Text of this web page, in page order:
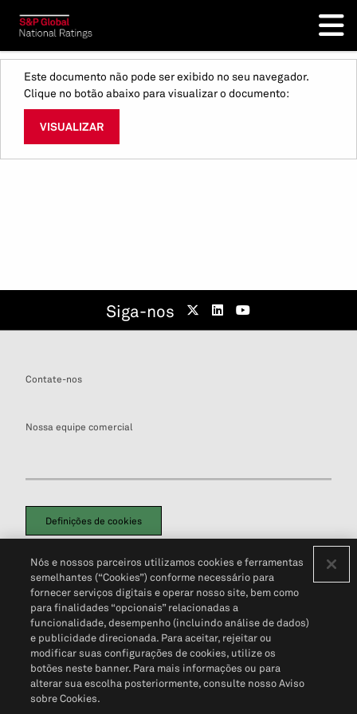
Este documento não pode ser exibido no seu navegador.
Clique no botão abaixo para visualizar o documento:
VISUALIZAR
Siga-nos
Contate-nos
Nossa equipe comercial
Definições de cookies
Política de PrivacidadePortal de privacidade do cliente (em inglês)
Não Venda Minhas Informações Pessoais© 2026 S&P Global
Nós e nossos parceiros utilizamos cookies e ferramentas
semelhantes (“Cookies”) conforme necessário para
fornecer serviços digitais e operar nosso site, bem como
para finalidades “opcionais” relacionadas a
funcionalidade, desempenho (incluindo análise de dados)
e publicidade direcionada. Para aceitar, rejeitar ou
modificar suas configurações de cookies, utilize os
botões neste banner. Para mais informações ou para
alterar sua escolha posteriormente, consulte nosso Aviso
sobre Cookies.